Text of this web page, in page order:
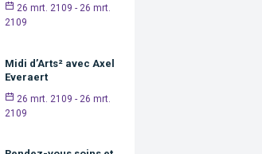
26 mrt. 2109 - 26 mrt.
2109
Midi d’Arts² avec Axel
Everaert
26 mrt. 2109 - 26 mrt.
2109